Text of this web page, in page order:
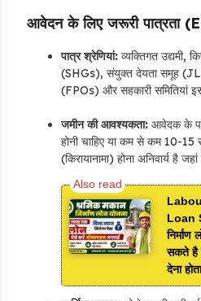
आवेदन के लिए जरूरी
पात्र श्रेणियां:व्यक्तिगत उद्यमी,
(SHGs), संयुक्त देयता समूह
(FPOs) और सहकारी समितियां
जमीन की आवश्यकता:आवेदक के
होनी चाहिए या कम से कम 10-15
(किरायानामा) होना अनिवार्य है
Loan
सकते है
देना